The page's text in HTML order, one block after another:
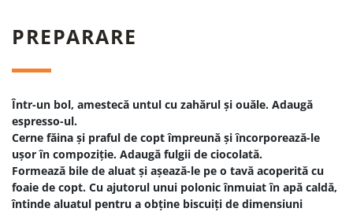
PREPARARE
Într-un bol, amestecă untul cu zahărul și ouăle. Adaugă
espresso-ul.
Cerne făina și praful de copt împreună și încorporează-le
ușor în compoziție. Adaugă fulgii de ciocolată.
Formează bile de aluat și așează-le pe o tavă acoperită cu
foaie de copt. Cu ajutorul unui polonic înmuiat în apă caldă,
întinde aluatul pentru a obține biscuiți de dimensiuni